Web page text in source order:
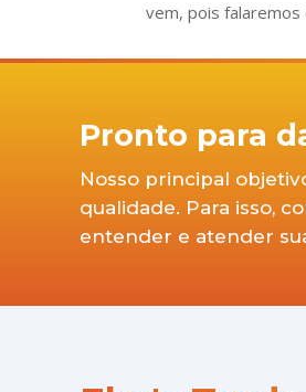
vem, pois falaremos
Pronto para
Nosso principal
qualidade. Para isso,
entender e atender